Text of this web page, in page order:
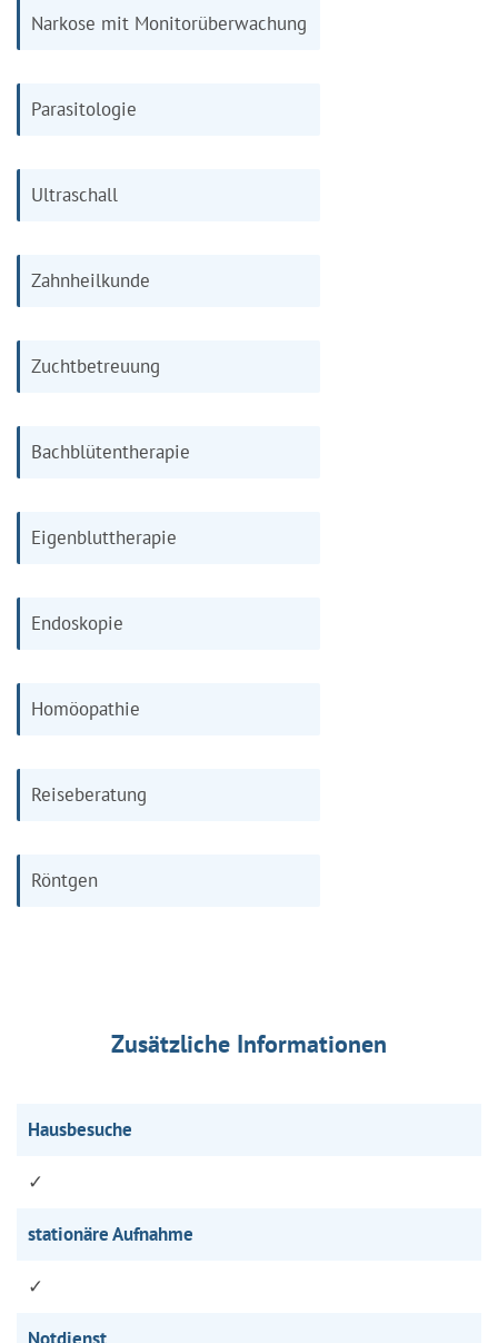
Narkose mit Monitorüberwachung
Parasitologie
Ultraschall
Zahnheilkunde
Zuchtbetreuung
Bachblütentherapie
Eigenbluttherapie
Endoskopie
Homöopathie
Reiseberatung
Röntgen
Zusätzliche Informationen
Hausbesuche
✓
stationäre Aufnahme
✓